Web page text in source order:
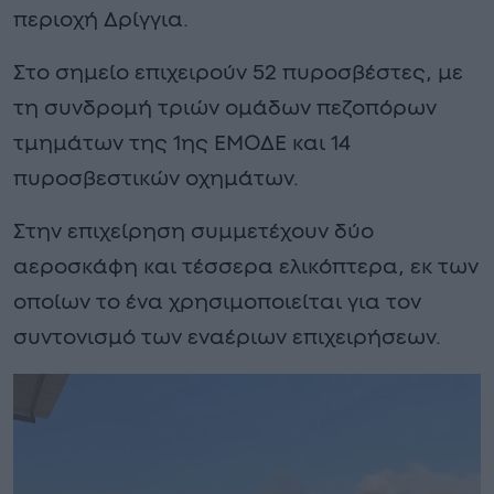
περιοχή Δρίγγια.
Στο σημείο επιχειρούν 52 πυροσβέστες, με
τη συνδρομή τριών ομάδων πεζοπόρων
τμημάτων της 1ης ΕΜΟΔΕ και 14
πυροσβεστικών οχημάτων.
Στην επιχείρηση συμμετέχουν δύο
αεροσκάφη και τέσσερα ελικόπτερα, εκ των
οποίων το ένα χρησιμοποιείται για τον
συντονισμό των εναέριων επιχειρήσεων.